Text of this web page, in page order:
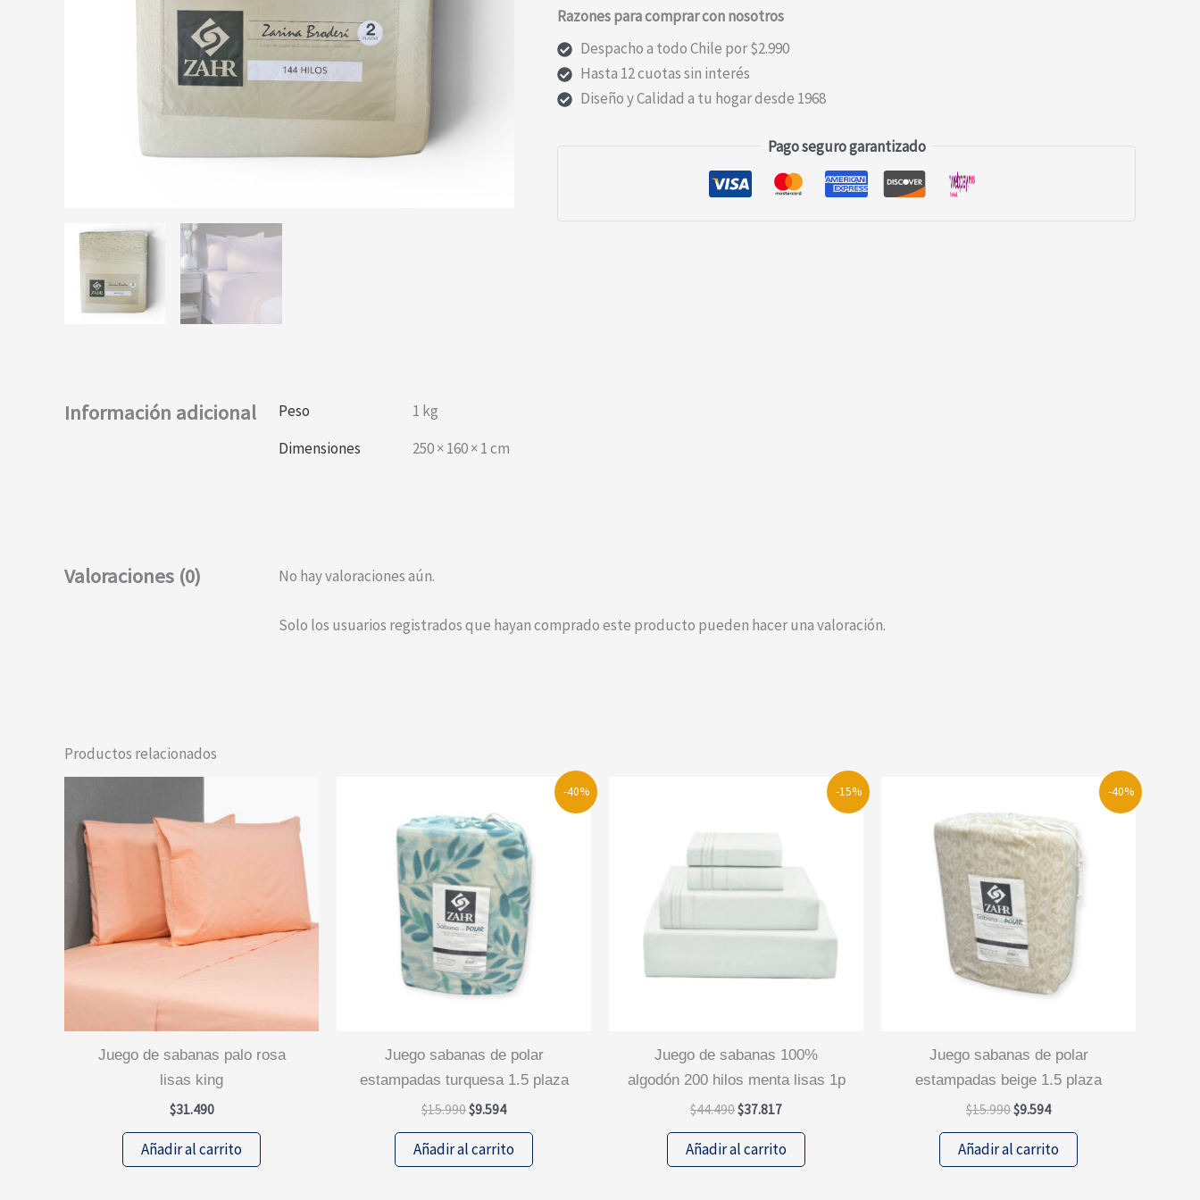
MARFIL
1.5P
cantidad
Razones para comprar con nosotros
Despacho a todo Chile por $2.990
Hasta 12 cuotas sin interés
Diseño y Calidad a tu hogar desde 1968
Pago seguro garantizado
Información adicional Peso
1 kg
Dimensiones
250 × 160 × 1 cm
Valoraciones (0) No hay valoraciones aún.
Solo los usuarios registrados que hayan comprado este producto pueden hacer una valoración.
Productos relacionados
juego de sabanas palo rosa
lisas king
$31.490
Añadir al carrito
-40%
juego sabanas de polar
estampadas turquesa 1.5 plaza
$15.990El
original
era:
$9.594El
actual
es:
Añadir al carrito
-15%
juego de sabanas 100%
algodón 200 hilos menta lisas 1p
$44.490El
original
era:
$37.817El
actual
es:
Añadir al carrito
-40%
juego sabanas de polar
estampadas beige 1.5 plaza
$15.990El
original
era:
$9.594El
actual
es:
Añadir al carrito